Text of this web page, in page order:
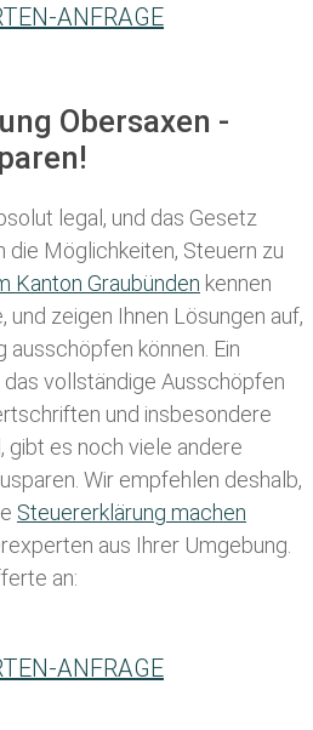
ANFRAGE
Obersaxen -
legal, und das Gesetz
die Möglichkeiten, Steuern zu
K anton Graubünden kennen
zeigen Ihnen Lösungen auf,
können. Ein
vollständige Ausschöpfen
und insbesondere
gibt es noch viele andere
Wir empfehlen deshalb,
Steuererklärung machen
aus Ihrer Umgebung.
an:
ANFRAGE